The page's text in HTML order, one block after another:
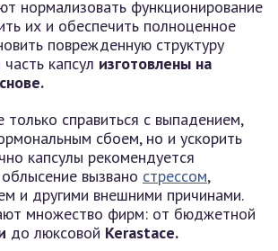
нормализовать функционирование
их и обеспечить полноценное
поврежденную структуру
капсул изготовлены на
справиться с выпадением,
сбоем, но и ускорить
капсулы рекомендуется
вызвано стрессом,
и другими внешними причинами.
множество фирм: от бюджетной
до люксовой Kerastace.